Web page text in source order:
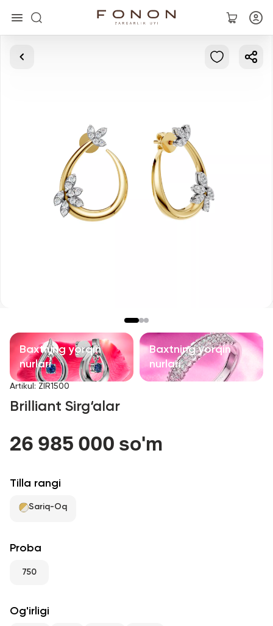
Asosiy
Bilaguzuklar
Aksessuarlar
Barcha
Biz haqimizda
Do'kon topish
Sevimli
+998 71 205 22 22
Baxtning yorqin
nurlari
Baxtning yorqin
nurlari
Artikul : ZIR1500
Brilliant Sirg‘alar
26 985 000 so'm
Tilla rangi
Sariq-Oq
Proba
750
Og'irligi